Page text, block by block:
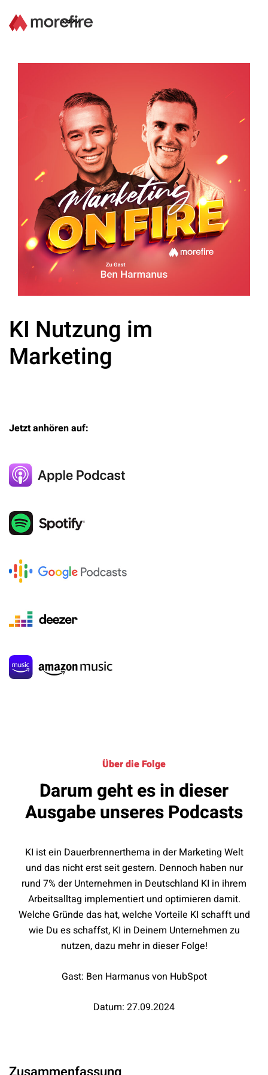
Newsletter
Kontakt
KI Nutzung im
Marketing
Jetzt anhören auf:
Über die Folge
Darum geht es in dieser
Ausgabe unseres Podcasts
KI ist ein Dauerbrennerthema in der Marketing Welt
und das nicht erst seit gestern. Dennoch haben nur
rund 7% der Unternehmen in Deutschland KI in ihrem
Arbeitsalltag implementiert und optimieren damit.
Welche Gründe das hat, welche Vorteile KI schafft und
wie Du es schaffst, KI in Deinem Unternehmen zu
nutzen, dazu mehr in dieser Folge!
Gast: Ben Harmanus von HubSpot
Datum: 27.09.2024